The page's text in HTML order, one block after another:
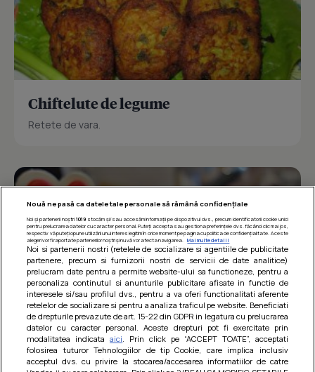
Chiftelute de legume
Retete de vara.
Barcute din vinete cu arpagic rosu
Nouă ne pasă ca datele tale personale să rămână confidențiale
Noi și partenerii noștri 1019stocăm și/sau accesăm informații pe dispozitivul dvs., precum identificatorii cookie unici
pentru prelucrarea datelor cu caracter personal. Puteți accepta sau gestiona preferințele dvs. făcând clic mai jos,
respectiv vă puteți opune utilizării unui interes legitim în orice moment pe pagina cu politica de confidențialitate. Aceste
alegeri vor fi raportate partenerilor noștri și nu vă vor afecta navigarea.
Mai multe detalii
Noi si partenerii nostri (retelele de socializare si agentiile de publicitate
partenere, precum si furnizorii nostri de servicii de date analitice)
prelucram date pentru a permite website-ului sa functioneze, pentru a
personaliza continutul si anunturile publicitare afisate in functie de
interesele si/sau profilul dvs., pentru a va oferi functionalitati aferente
retelelor de socializare si pentru a analiza traficul pe website. Beneficiati
de drepturile prevazute de art. 15-22 din GDPR in legatura cu prelucrarea
datelor cu caracter personal. Aceste drepturi pot fi exercitate prin
modalitatea indicataaici . Prin click pe “ACCEPT TOATE”, acceptati
folosirea tuturor Tehnologiilor de tip Cookie, care implica inclusiv
acceptul dvs. cu privire la stocarea/accesarea informatiilor de catre